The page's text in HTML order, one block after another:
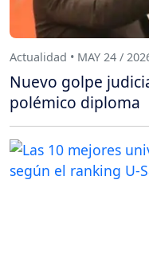
Actualidad • MAY 24 /
Nuevo golpe
polémico diploma